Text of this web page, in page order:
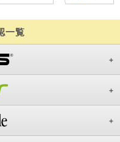
一覧